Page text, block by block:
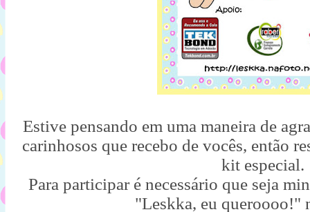
Estive pensando em uma maneira de
carinhosos que recebo de vocês, então
kit especial.
Para participar é necessário que seja
"Leskka, eu queroooo!"